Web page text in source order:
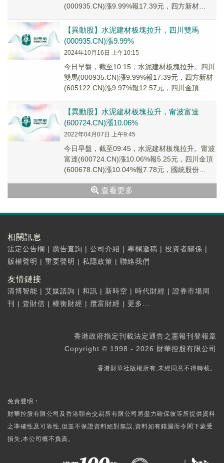
(000935.CN)漲9.99%報17.39元，四方新材
【異動股】水泥建材板塊拉升，四川雙馬
(000935.CN)漲9.99%
2024年10月16日 上午10:15
今日早盤，截至10:15，水泥建材板塊拉升。四川
雙馬(000935.CN)漲9.99%報17.39元，四方新材
(605122.CN)漲9.97%報12.57元，四川金頂
【異動股】水泥建材板塊拉升，甯波富達
(600724.CN)漲10.06%
2022年04月07日 上午9:45
今日早盤，截至09:45，水泥建材板塊拉升。甯波
富達(600724.CN)漲10.06%報5.25元，四川金頂
(600678.CN)漲10.04%報7.78元，國統股份
查看更多
相關訊息
法定公告欄 | 廣告查詢 | 公司介紹 | 專欄邀稿 | 投資者關係 |
版權聲明 | 重要聲明 | 私隱政策 | 聯絡我們
友情鏈接
清博智能 | 艾媒諮詢 | 和訊 | 新時空 | 時代財經 | 證券市場周
刊
| 壹財信 | 權衡財經 | 攬富財經 | 更多...
香港政府指定刊載法定通告之憲報刊登報章
Copyright © 1998 - 2026 財華控股有限公司
香港財華社版權所有,未經同意不得轉載。
免責聲明：
財華控股有限公司及香港聯合交易所有限公司將盡力確保彼等所提供資料
之準確性及可靠性,但並不保證資料絕對無誤,資料如有錯漏而令閣下蒙受
損失,本公司概不負責。